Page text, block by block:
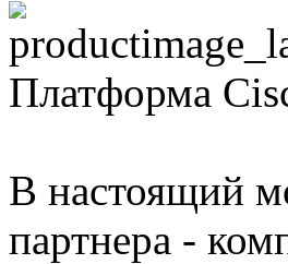
Платформа
В настоящий
партнера -